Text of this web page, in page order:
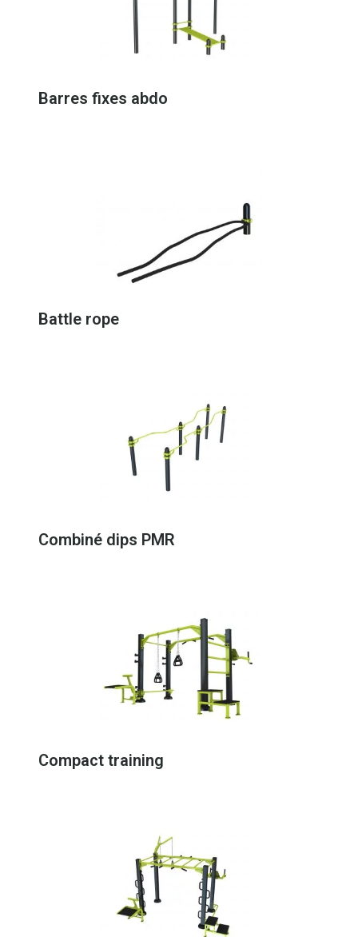
Barres fixes abdo
Battle rope
Combiné dips PMR
Compact training